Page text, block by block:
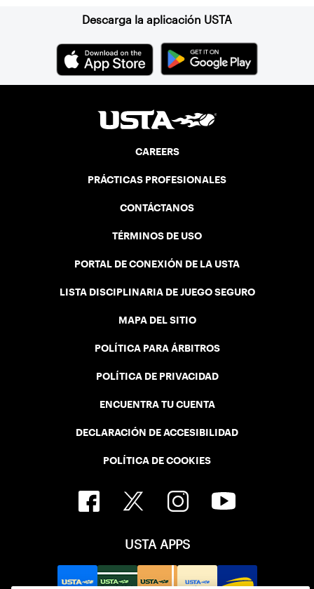
Descarga la aplicación USTA
CAREERS
PRÁCTICAS PROFESIONALES
CONTÁCTANOS
TÉRMINOS DE USO
PORTAL DE CONEXIÓN DE LA USTA
LISTA DISCIPLINARIA DE JUEGO SEGURO
MAPA DEL SITIO
POLÍTICA PARA ÁRBITROS
POLÍTICA DE PRIVACIDAD
ENCUENTRA TU CUENTA
DECLARACIÓN DE ACCESIBILIDAD
POLÍTICA DE COOKIES
USTA APPS